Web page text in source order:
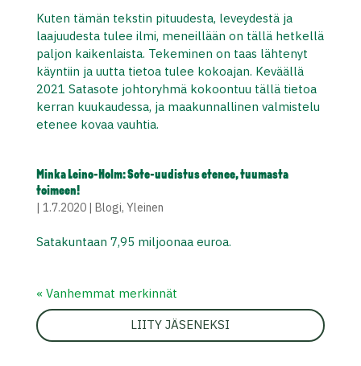
Kuten tämän tekstin pituudesta, leveydestä ja
laajuudesta tulee ilmi, meneillään on tällä hetkellä
paljon kaikenlaista. Tekeminen on taas lähtenyt
käyntiin ja uutta tietoa tulee kokoajan. Keväällä
2021 Satasote johtoryhmä kokoontuu tällä tietoa
kerran kuukaudessa, ja maakunnallinen valmistelu
etenee kovaa vauhtia.
Minka Leino-Holm: Sote-uudistus etenee, tuumasta
toimeen!
| 1.7.2020| Blogi, Yleinen
Satakuntaan 7,95 miljoonaa euroa.
« Vanhemmat merkinnät
LIITY JÄSENEKSI